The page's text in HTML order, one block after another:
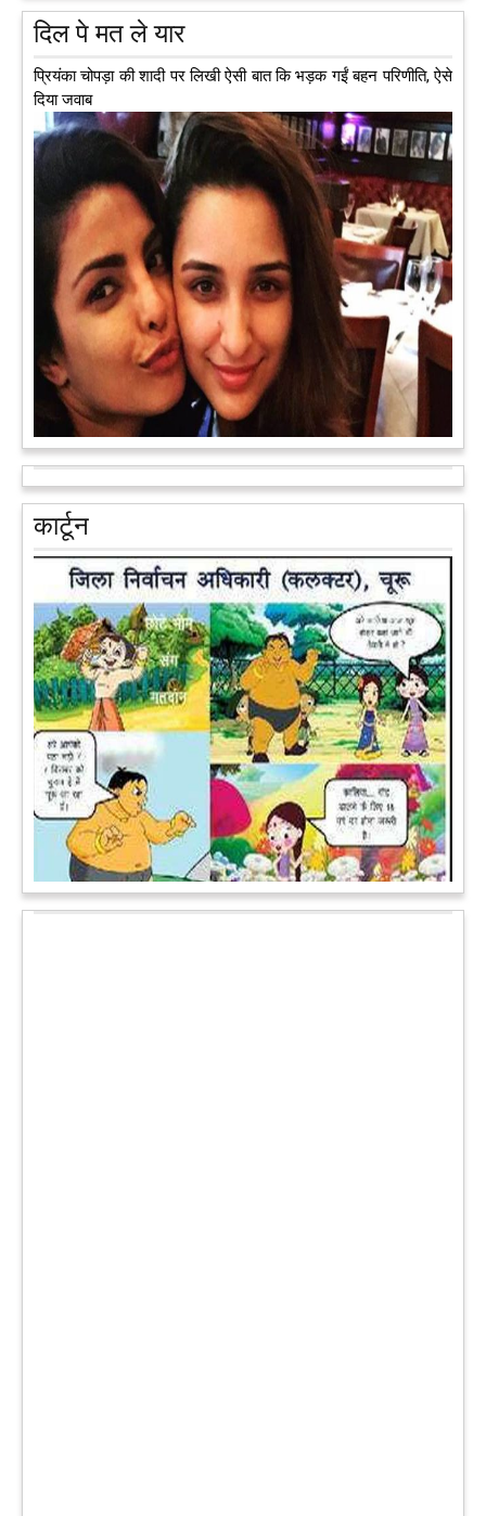
अब एक आइडिया बदलेगा हिमाचल के युवाओं की किस्मत, जानिए कैसे
हमीरपुर में अब एक आइडिया युवाओं की किस्मत बदलने जा रहा है। भारत
सरकार के स्टार्टअप मिशन के तहत सबंधित टीम मोबाइल वैन के जरिए पूरे
देश के कोने-कोने में घूमकर नए स्टार्ट अप स्थापित करने की चाह रखने
वाले युवाओं से संपर्क कर रही है।आगे पढ़ें
आरक्षण के विरोध में राजा भैया बोले, प्रमोशन का आधार गुणवत्ता और
वरिष्ठता हो, जाति नहीं
प्रतापगढ़ के कुंडा से बाहुबली विधायक रघुराज प्रताप सिंह उर्फ राजा भैया ने
शुक्रवार को लखनऊ में प्रेस कांफ्रेंस कर नई राजनीतिक पार्टी बनाने की
आधिकारिक घोषणा करते हुए पार्टी के मुद्दों के बारे में बताया.आगे पढ़ें
पेट पकड़ कर हंसने पर मजबूर हो जायेंगे आप जानवरों की ये अदाएं देखकर
कल्पना कीजिये उस दृश्य की, जिसमें कोई गिलहरी किसी मेंढक के साथ
लिप-लॉक कर रही हो। गिलहरी झूला झूल रही हो।आगे पढ़ें
दिल पे मत ले यार
प्रियंका चोपड़ा की शादी पर लिखी ऐसी बात कि भड़क गईं बहन परिणीति, ऐसे
दिया जवाब
कार्टून